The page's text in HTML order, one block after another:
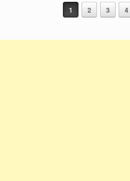
Post navigation
1 2 3 4